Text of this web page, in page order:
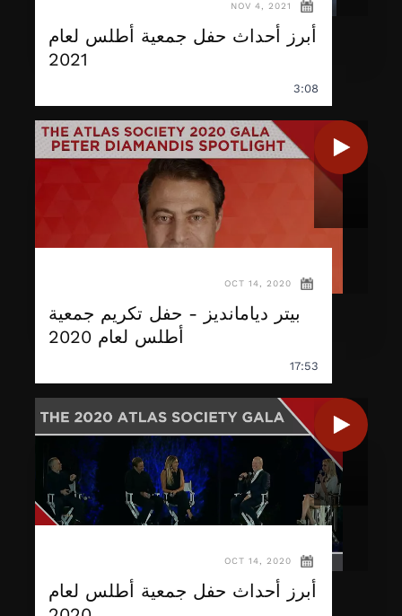
NOV 4, 2021
أبرز أحداث حفل جمعية أطلس لعام
2021
3:08
OCT 14, 2020
بيتر ديامانديز - حفل تكريم جمعية
أطلس لعام 2020
17:53
OCT 14, 2020
أبرز أحداث حفل جمعية أطلس لعام